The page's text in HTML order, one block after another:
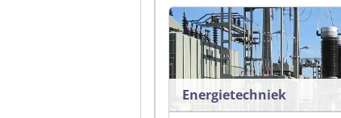
Energietechniek